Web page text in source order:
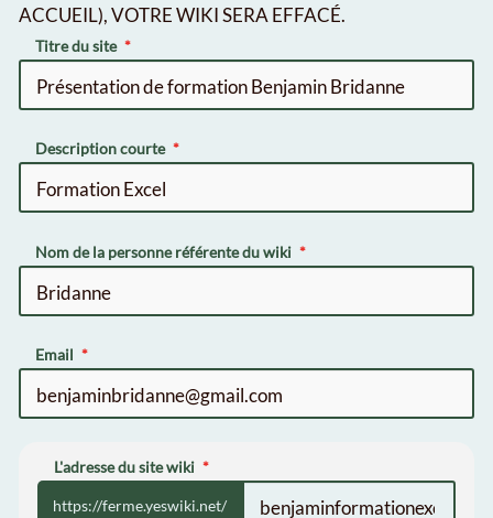
ACCUEIL), VOTRE WIKI SERA EFFACÉ.
Titre du site
Description courte
Nom de la personne référente du wiki
Email
L'adresse du site wiki
https://ferme.yeswiki.net/